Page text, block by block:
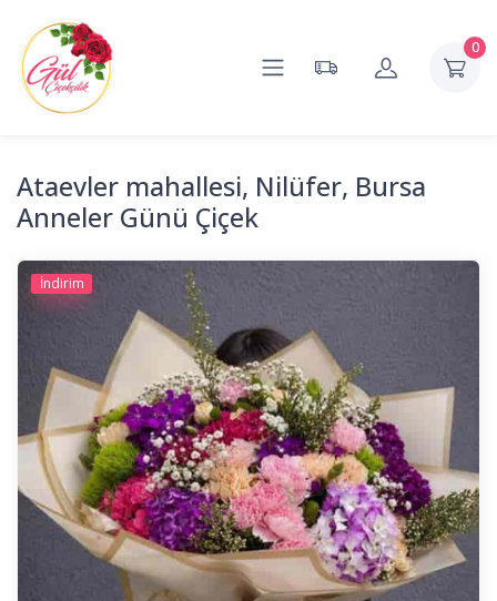
0
Ataevler mahallesi, Nilüfer, Bursa
Anneler Günü Çiçek
İndirim